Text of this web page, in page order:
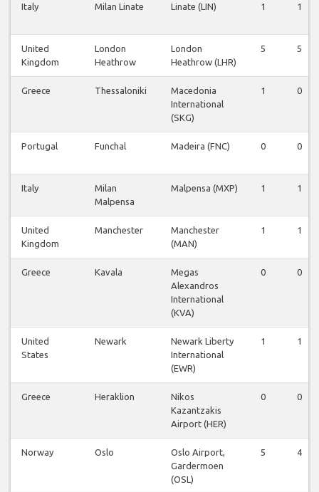
Italy Milan Linate Linate (LIN) 1 1
United
Kingdom
London
Heathrow
London
Heathrow (LHR)
5 5
Greece Thessaloniki
Macedonia
International
(SKG)
1 0
Portugal Funchal Madeira (FNC) 0 0
Italy
Milan
Malpensa
Malpensa (MXP) 1 1
United
Kingdom
Manchester
Manchester
(MAN)
1 1
Greece Kavala
Megas
Alexandros
International
(KVA)
0 0
United
States
Newark
Newark Liberty
International
(EWR)
1 1
Greece Heraklion
Nikos
Kazantzakis
Airport (HER)
0 0
Norway Oslo
Oslo Airport,
Gardermoen
(OSL)
5 4